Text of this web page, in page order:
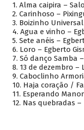
1. Alma caipira –
2. Carinhoso –
3. Boizinho
4. Agua e vinho –
5. Sete anéis –
6. Loro – Egberto
7. Só danço Samba
8. 13 de dezembro –
9. Caboclinho
10. Haja coração /
11. Esperando
12. Nas quebradas